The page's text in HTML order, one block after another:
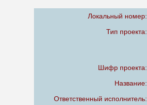
Локальный номер:
Тип проекта:
Шифр проекта:
Название:
Ответственный исполнитель: